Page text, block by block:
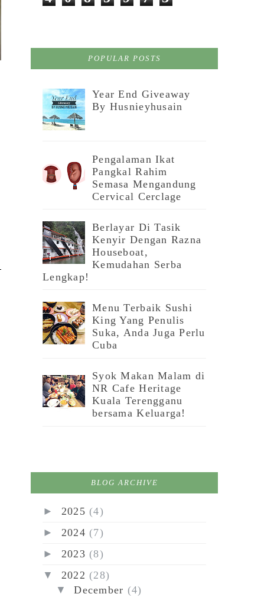
POPULAR POSTS
Year End Giveaway
By Husnieyhusain
Pengalaman Ikat
Pangkal Rahim
Semasa Mengandung
Cervical Cerclage
Berlayar Di Tasik
Kenyir Dengan Razna
Houseboat,
Kemudahan Serba
Lengkap!
Menu Terbaik Sushi
King Yang Penulis
Suka, Anda Juga Perlu
Cuba
Syok Makan Malam di
NR Cafe Heritage
Kuala Terengganu
bersama Keluarga!
BLOG ARCHIVE
► 2025 (4)
► 2024 (7)
► 2023 (8)
▼ 2022 (28)
▼December (4)